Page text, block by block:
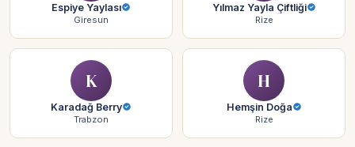
Espiye Yaylası
Giresun
Yılmaz Yayla Çiftliği
Rize
K
Karadağ Berry
Trabzon
H
Hemşin Doğa
Rize